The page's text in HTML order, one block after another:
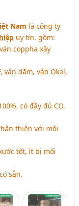
Nam là công ty
uy tín. gồm:
coppha xây
ván dăm, ván Okal,
có đầy đủ CO,
thiện với môi
tốt, ít bị mối
sẵn.